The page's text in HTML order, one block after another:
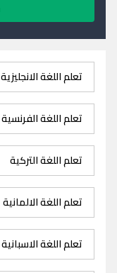
تعلم اللغة الانجليزية
تعلم اللغة الفرنسية
تعلم اللغة التركية
تعلم اللغة الالمانية
تعلم اللغة الاسبانية